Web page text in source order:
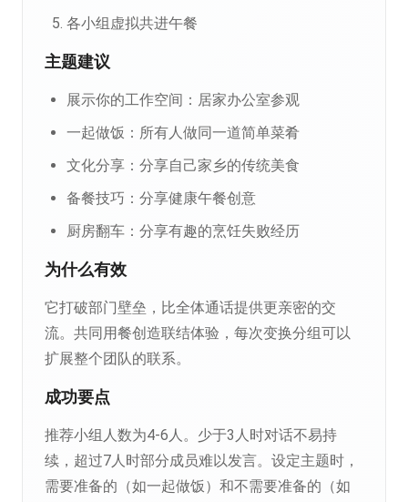
各小组虚拟共进午餐
主题建议
展示你的工作空间：居家办公室参观
一起做饭：所有人做同一道简单菜肴
文化分享：分享自己家乡的传统美食
备餐技巧：分享健康午餐创意
厨房翻车：分享有趣的烹饪失败经历
为什么有效
它打破部门壁垒，比全体通话提供更亲密的交
流。共同用餐创造联结体验，每次变换分组可以
扩展整个团队的联系。
成功要点
推荐小组人数为4-6人。少于3人时对话不易持
续，超过7人时部分成员难以发言。设定主题时，
需要准备的（如一起做饭）和不需要准备的（如